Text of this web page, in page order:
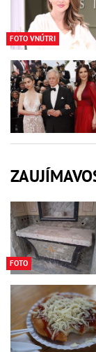
FOTO VNÚTRI
FOTO